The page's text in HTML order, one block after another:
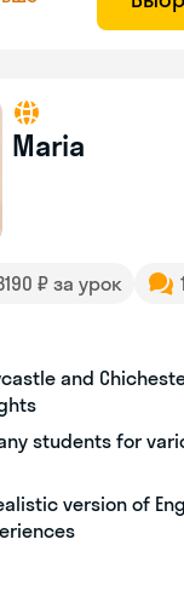
Maria
₽ за урок
and
students for
version of